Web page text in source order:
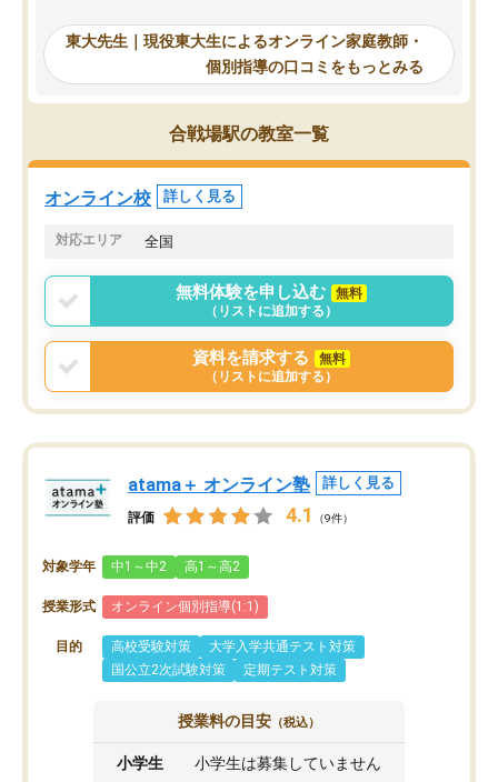
れるので、親としても安心です。毎日
使える自習室とかもあり、わからない
ところがあれば先生が回答してくれる
のも重宝しています。
自習室が毎日使えていつ
るのが心強かったよう
謝です。
東大先生｜現役東大生によるオンライン家庭教師・
個別指導の口コミをもっとみる
合戦場駅の教室一覧
オンライン校 詳しく見る
対応エリア 全国
無料体験を申し込む
無料
（リストに追加する）
資料を請求する
無料
（リストに追加する）
atama＋ オンライン塾 詳しく見る
評価 4.1 （9件）
対象学年 中1～中2 高1～高2
授業形式 オンライン個別指導(1:1)
目的 高校受験対策
大学入学共通テスト対策
国公立2次試験対策
定期テスト対策
授業料の目安 （税込）
小学生 小学生は募集していません